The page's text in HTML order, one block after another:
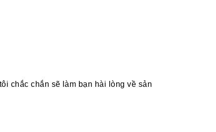
chắc chắn sẽ làm bạn hài lòng về sản